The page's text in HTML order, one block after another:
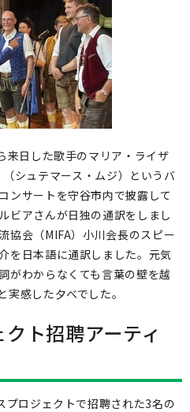
来日した歌手のマリア・ライザ
シュテマース・ムジ）というバ
ンサートを守谷市内で披露して
ビアさんが日独の通訳をしまし
協会（MIFA）小川会長のスピー
を日本語に通訳しました。元気
がわからなくても言葉の壁を越
実感した夕べでした。
ト招聘アーティ
プロジェクトで招聘された3名の